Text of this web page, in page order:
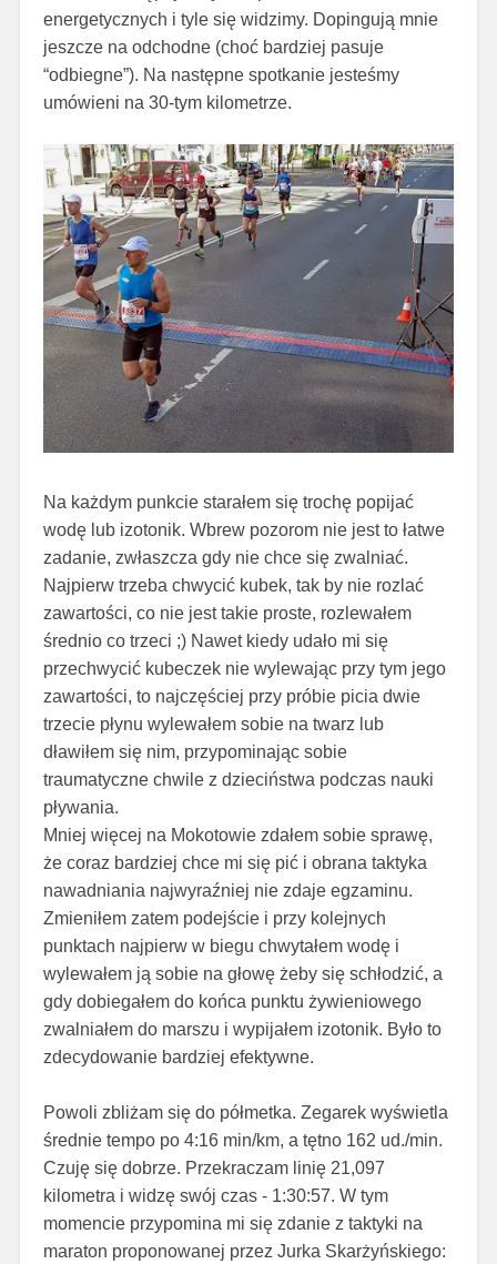
energetycznych i tyle się widzimy. Dopingują mnie
jeszcze na odchodne (choć bardziej pasuje
“odbiegne”). Na następne spotkanie jesteśmy
umówieni na 30-tym kilometrze.
Na każdym punkcie starałem się trochę popijać
wodę lub izotonik. Wbrew pozorom nie jest to łatwe
zadanie, zwłaszcza gdy nie chce się zwalniać.
Najpierw trzeba chwycić kubek, tak by nie rozlać
zawartości, co nie jest takie proste, rozlewałem
średnio co trzeci ;) Nawet kiedy udało mi się
przechwycić kubeczek nie wylewając przy tym jego
zawartości, to najczęściej przy próbie picia dwie
trzecie płynu wylewałem sobie na twarz lub
dławiłem się nim, przypominając sobie
traumatyczne chwile z dzieciństwa podczas nauki
pływania.
Mniej więcej na Mokotowie zdałem sobie sprawę,
że coraz bardziej chce mi się pić i obrana taktyka
nawadniania najwyraźniej nie zdaje egzaminu.
Zmieniłem zatem podejście i przy kolejnych
punktach najpierw w biegu chwytałem wodę i
wylewałem ją sobie na głowę żeby się schłodzić, a
gdy dobiegałem do końca punktu żywieniowego
zwalniałem do marszu i wypijałem izotonik. Było to
zdecydowanie bardziej efektywne.
Powoli zbliżam się do półmetka. Zegarek wyświetla
średnie tempo po 4:16 min/km, a tętno 162 ud./min.
Czuję się dobrze. Przekraczam linię 21,097
kilometra i widzę swój czas - 1:30:57. W tym
momencie przypomina mi się zdanie z taktyki na
maraton proponowanej przez Jurka Skarżyńskiego: